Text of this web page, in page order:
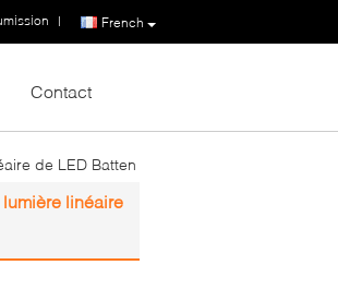
French
|
Contact
de LED Batten
linéaire